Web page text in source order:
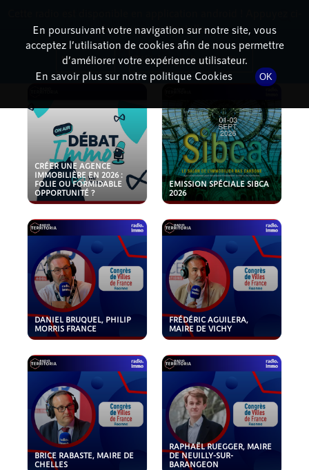
PODCASTS
CRÉER UNE AGENCE
IMMOBILIÈRE EN 2026 :
FOLIE OU FORMIDABLE
OPPORTUNITÉ ?
EMISSION SPÉCIALE SIBCA
2026
DANIEL BRUQUEL, PHILIP
MORRIS FRANCE
FRÉDÉRIC AGUILERA,
MAIRE DE VICHY
BRICE RABASTE, MAIRE DE
CHELLES
RAPHAËL RUEGGER, MAIRE
DE NEUILLY-SUR-
BARANGEON
En poursuivant votre navigation sur notre site, vous
acceptez l’utilisation de cookies afin de nous permettre
d’améliorer votre expérience utilisateur.
En savoir plus sur notre politique Cookies
OK
dessous pour l'installer.
Non merci Télécharger l'application